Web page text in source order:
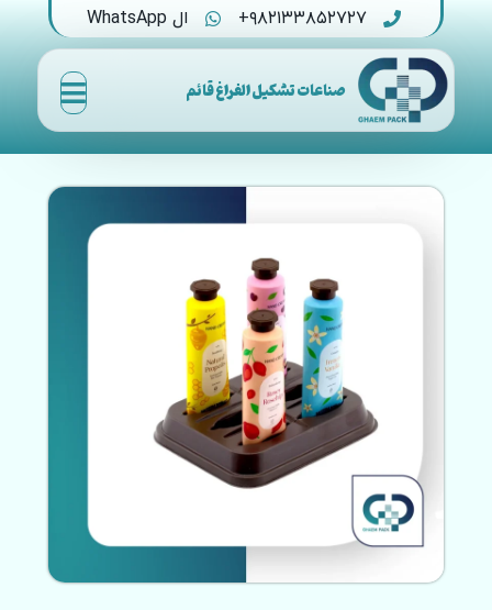
۹۸۲۱۳۳۸۵۲۷۲۷+ ال WhatsApp
صناعات تشكيل الفراغ قائم